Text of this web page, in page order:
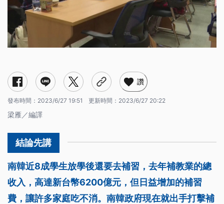
讚
發布時間： 2023/6/27 19:51 更新時間： 2023/6/27 20:22
梁雁／編譯
南韓近8成學生放學後還要去補習，去年補教業的總
收入，高達新台幣6200億元，但日益增加的補習
費，讓許多家庭吃不消。南韓政府現在就出手打擊補